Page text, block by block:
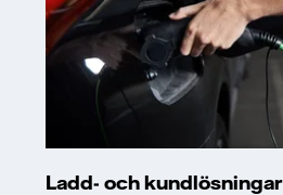
Ladd- och kundlösningar